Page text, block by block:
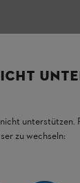
zu wechseln: